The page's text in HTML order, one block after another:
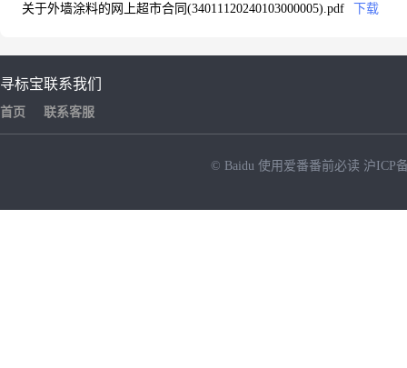
关于外墙涂料的网上超市合同(34011120240103000005).pdf
下载
寻标宝
首页
联系我们
联系客服
© Baidu 使用爱番番前必读 沪ICP